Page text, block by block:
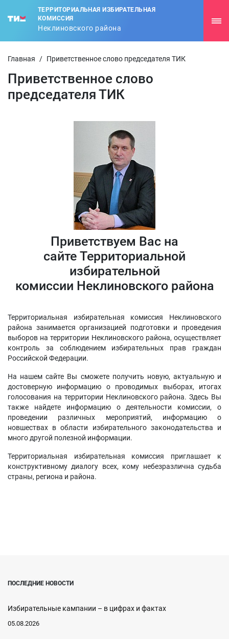
ТЕРРИТОРИАЛЬНАЯ ИЗБИРАТЕЛЬНАЯ
КОМИССИЯ
Неклиновского района
Главная / Приветственное слово председателя ТИК
Приветственное слово
председателя ТИК
Приветствуем Вас на
сайте Территориальной
избирательной
комиссии Неклиновского района
Территориальная избирательная комиссия Неклиновского
района занимается организацией подготовки и проведения
выборов на территории Неклиновского района, осуществляет
контроль за соблюдением избирательных прав граждан
Российской Федерации.
На нашем сайте Вы сможете получить новую, актуальную и
достоверную информацию о проводимых выборах, итогах
голосования на территории Неклиновского района. Здесь Вы
также найдете информацию о деятельности комиссии, о
проведении различных мероприятий, информацию о
новшествах в области избирательного законодательства и
много другой полезной информации.
Территориальная избирательная комиссия приглашает к
конструктивному диалогу всех, кому небезразлична судьба
страны, региона и района.
ПОСЛЕДНИЕ НОВОСТИ
Избирательные кампании – в цифрах и фактах
05.08.2026